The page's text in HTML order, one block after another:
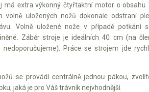
plot
má extra výkonný čtyřtaktní motor o obsahu
uložených nožů dokonale odstraní
Volně uložené nože v případě potkání
Záběr stroje je ideálních 40 cm (na
nedoporučujeme). Práce se strojem jde
se provádí centrálně jednou pákou,
jaká je pro Váš trávník nejvhodnější.